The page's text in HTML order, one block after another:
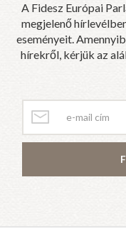
A Fidesz Európai
megjelenő
eseményeit.
hírekről, kérjük az